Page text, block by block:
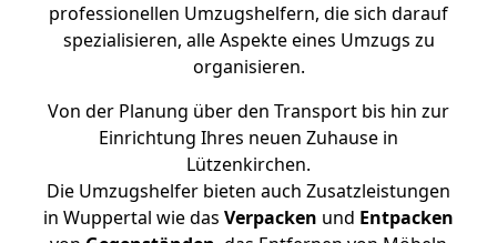
professionellen Umzugshelfern, die sich darauf
spezialisieren, alle Aspekte eines Umzugs zu
organisieren.
Von der Planung über den Transport bis hin zur
Einrichtung Ihres neuen Zuhause in
Lützenkirchen.
Die Umzugshelfer bieten auch Zusatzleistungen
in Wuppertal wie das Verpacken und Entpacken